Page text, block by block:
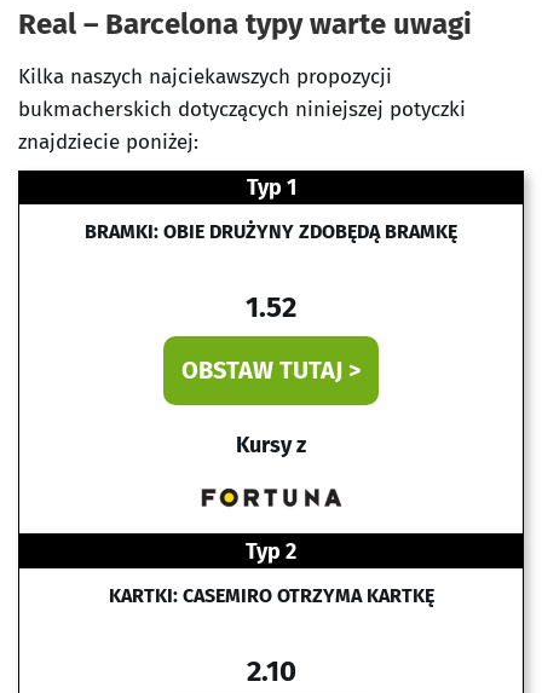
Real – Barcelona typy warte uwagi
Kilka naszych najciekawszych propozycji
bukmacherskich dotyczących niniejszej potyczki
znajdziecie poniżej:
Typ 1
BRAMKI: OBIE DRUŻYNY ZDOBĘDĄ BRAMKĘ
1.52
OBSTAW TUTAJ >
Kursy z
Typ 2
KARTKI: CASEMIRO OTRZYMA KARTKĘ
2.10